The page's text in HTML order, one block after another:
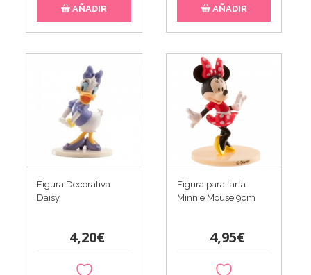
AÑADIR AÑADIR
Figura Decorativa
Daisy
4,20€
Figura para tarta
Minnie Mouse 9cm
4,95€